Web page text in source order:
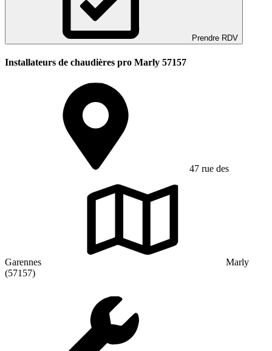
Prendre RDV
Installateurs de chaudières pro Marly 57157
47 rue des
Garennes
Marly
(57157)